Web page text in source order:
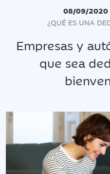
08/09/2020
¿QUÉ ES UNA
Empresas y
que sea